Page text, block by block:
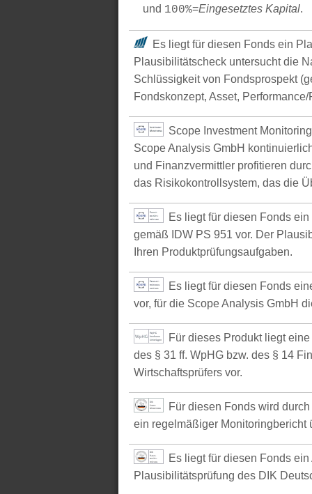
und 100%=Eingesetztes Kapital.
Es liegt für diesen Fonds ein
Plausibilitätscheck untersucht die
Schlüssigkeit von Fondsprospekt
Fondskonzept, Asset,
Scope Investment
Scope Analysis GmbH
und Finanzvermittler profitieren
das Risikokontrollsystem, das die
Es liegt für diesen Fonds
gemäß IDW PS 951 vor. Der
Ihren Produktprüfungsaufgaben.
Es liegt für diesen Fonds
vor, für die Scope Analysis GmbH
Für dieses Produkt liegt
des § 31 ff. WpHG bzw. des § 14
Wirtschaftsprüfers vor.
Für diesen Fonds wird
ein regelmäßiger Monitoringbericht
Es liegt für diesen Fonds
Plausibilitätsprüfung des DIK